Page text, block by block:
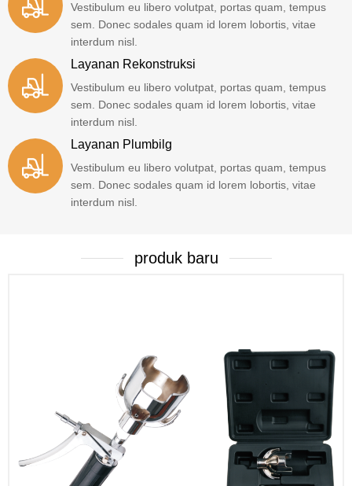
Vestibulum eu libero volutpat, portas quam, tempus
sem. Donec sodales quam id lorem lobortis, vitae
interdum nisl.
Layanan Rekonstruksi
Vestibulum eu libero volutpat, portas quam, tempus
sem. Donec sodales quam id lorem lobortis, vitae
interdum nisl.
Layanan Plumbilg
Vestibulum eu libero volutpat, portas quam, tempus
sem. Donec sodales quam id lorem lobortis, vitae
interdum nisl.
produk baru